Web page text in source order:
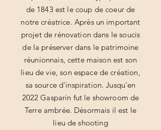
de 1843 est le coup de coeur de
notre créatrice. Après un important
projet de rénovation dans le soucis
de la préserver dans le patrimoine
réunionnais, cette maison est son
lieu de vie, son espace de création,
sa source d'inspiration. Jusqu'en
2022 Gasparin fut le showroom de
Terre ambrée. Désormais il est le
lieu de shooting